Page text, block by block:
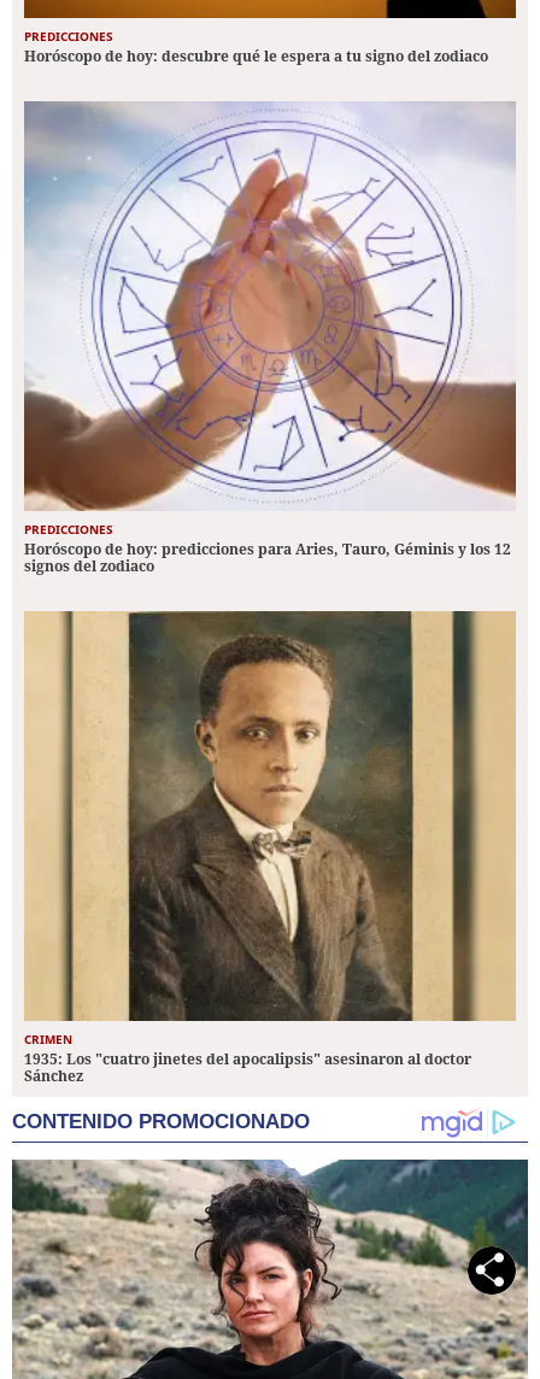
PREDICCIONES
Horóscopo de hoy: descubre qué le espera a tu signo del zodiaco
PREDICCIONES
Horóscopo de hoy: predicciones para Aries, Tauro, Géminis y los 12
signos del zodiaco
CRIMEN
1935: Los "cuatro jinetes del apocalipsis" asesinaron al doctor
Sánchez
CONTENIDO PROMOCIONADO